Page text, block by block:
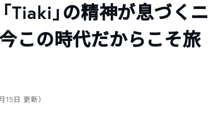
Tiaki」の精神が息づくニ
この時代だからこそ旅
日 更新）